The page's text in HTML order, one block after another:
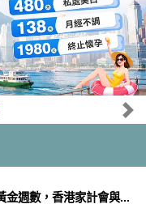
金週數，香港家計會與...